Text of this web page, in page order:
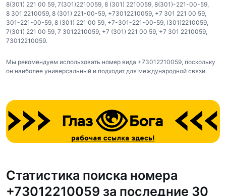
8(301) 221 00 59, 7(301)2210059, 8 (301) 2210059, 8(301)-221-00-59,
8 301 2210059, 8 (301) 221-00-59, +73012210059, +7 301 221 00 59,
301-221-00-59, 8 (301) 221 00 59, +7-301-221-00-59, (301)2210059,
7(301) 221 00 59, 7 3012210059, +7 (301) 221 00 59, +7 301 2210059,
73012210059.
Мы рекомендуем использовать номер вида +73012210059, поскольку
он наиболее универсальный и подходит для международной связи.
Статистика поиска номера
+73012210059 за последние 30